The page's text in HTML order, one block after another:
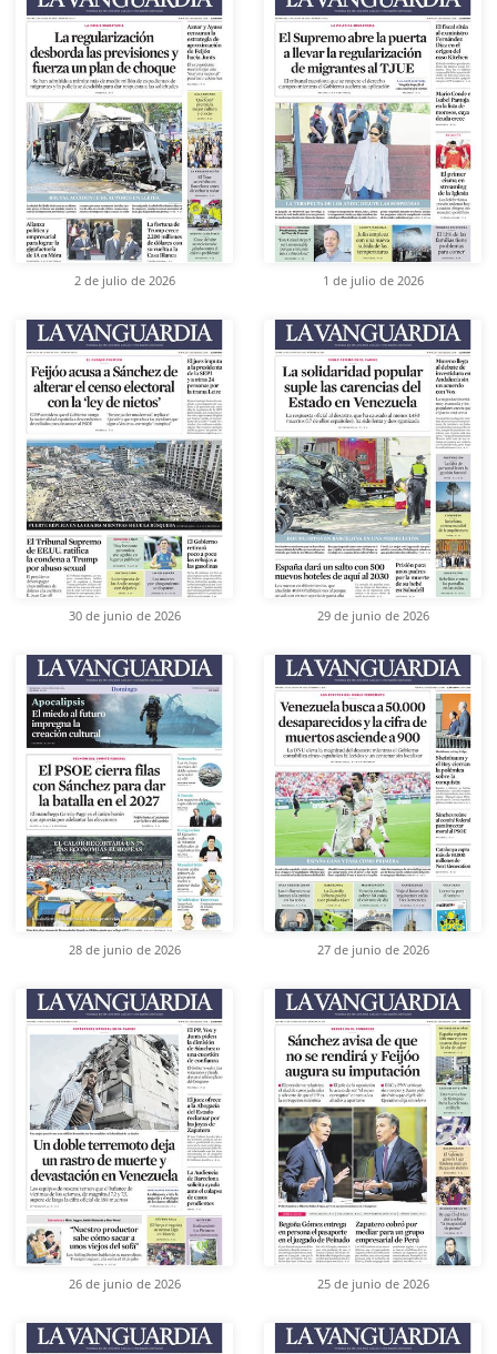
2 de julio de 2026 1 de julio de 2026
30 de junio de 2026 29 de junio de 2026
28 de junio de 2026 27 de junio de 2026
26 de junio de 2026 25 de junio de 2026